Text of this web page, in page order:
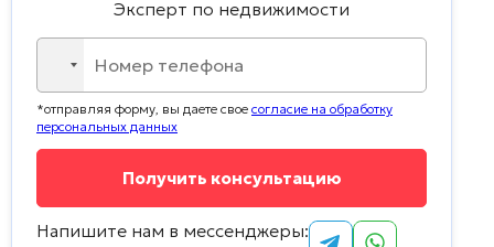
Эксперт по недвижимости
No
country
selected
*отправляя форму, вы даете свое согласие на обработку
персональных данных
Напишите нам в мессенджеры: